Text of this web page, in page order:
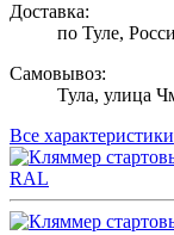
Доставка:
по Туле,
Самовывоз:
Тула, улица
Все характеристики